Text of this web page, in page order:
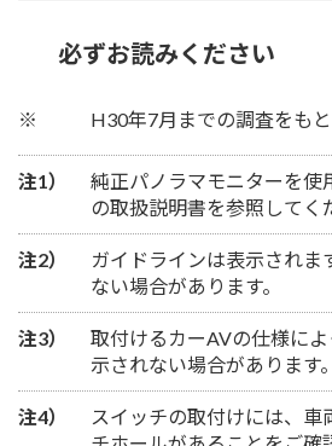
必ずお読みください
※ H30年7月までの調査をもと
注1）
純正パノラマモニターを使
の取扱説明書を参照してく
注2）
ガイドラインは表示されま
ない場合があります。
注3）
取付けるカーAVの仕様に
示されない場合があります。
注4）
スイッチの取付けには、車